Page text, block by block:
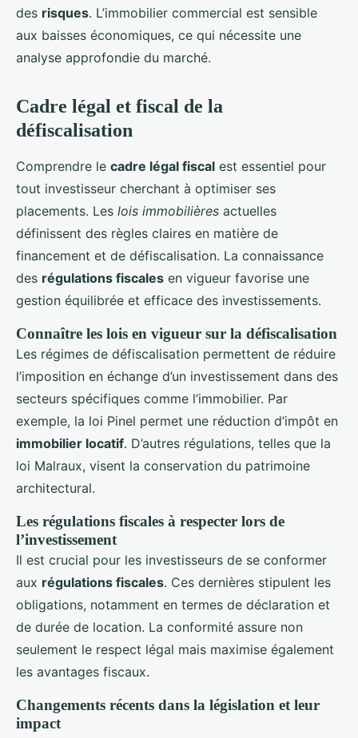
des risques. L’immobilier commercial est sensible
aux baisses économiques, ce qui nécessite une
analyse approfondie du marché.
Cadre légal et fiscal de la
défiscalisation
Comprendre le cadre légal fiscal est essentiel pour
tout investisseur cherchant à optimiser ses
placements. Les lois immobilières actuelles
définissent des règles claires en matière de
financement et de défiscalisation. La connaissance
des régulations fiscales en vigueur favorise une
gestion équilibrée et efficace des investissements.
Connaître les lois en vigueur sur la défiscalisation
Les régimes de défiscalisation permettent de réduire
l’imposition en échange d’un investissement dans des
secteurs spécifiques comme l’immobilier. Par
exemple, la loi Pinel permet une réduction d’impôt en
immobilier locatif. D’autres régulations, telles que la
loi Malraux, visent la conservation du patrimoine
architectural.
Les régulations fiscales à respecter lors de
l’investissement
Il est crucial pour les investisseurs de se conformer
aux régulations fiscales. Ces dernières stipulent les
obligations, notamment en termes de déclaration et
de durée de location. La conformité assure non
seulement le respect légal mais maximise également
les avantages fiscaux.
Changements récents dans la législation et leur
impact